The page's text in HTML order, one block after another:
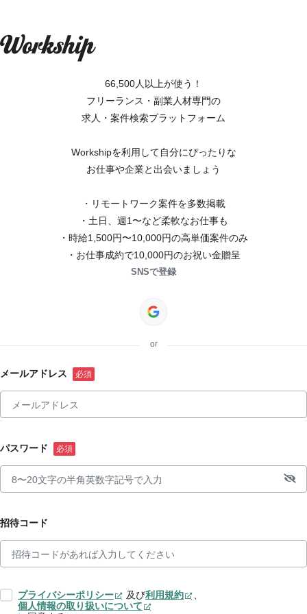
66,500人以上が使う！
フリーランス・副業人材専門の
求人・案件検索プラットフォーム
Workshipを利用して自分にぴったりな
お仕事や企業と出会いましょう
・リモートワーク案件を多数掲載
・土日、週1〜など柔軟なお仕事も
・時給1,500円〜10,000円の高単価案件のみ
・お仕事成約で10,000円のお祝い金贈呈
SNSで登録
or
メールアドレス
パスワード
招待コード
プライバシーポリシー 及び利用規約
、
個人情報の取り扱いについて